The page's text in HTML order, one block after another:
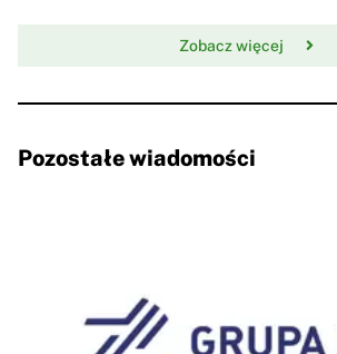
Zobacz więcej
Pozostałe wiadomości